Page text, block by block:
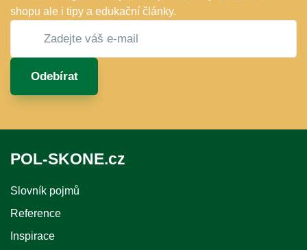
shopu ale i tipy a edukační články.
Odebírat
POL-SKONE.cz
Slovník pojmů
Reference
Inspirace